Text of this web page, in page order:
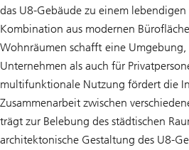
das U8-Gebäude zu einem
Kombination aus modernen
Wohnräumen schafft eine
Unternehmen als auch für
multifunktionale Nutzung fördert die
Zusammenarbeit zwischen
trägt zur Belebung des städtischen
architektonische Gestaltung des U8-